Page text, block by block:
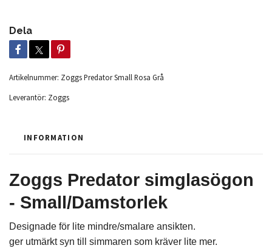
Dela
Artikelnummer: Zoggs Predator Small Rosa Grå
Leverantör: Zoggs
INFORMATION
Zoggs Predator simglasögon
- Small/Damstorlek
Designade för lite mindre/smalare ansikten.
ger utmärkt syn till simmaren som kräver lite mer.